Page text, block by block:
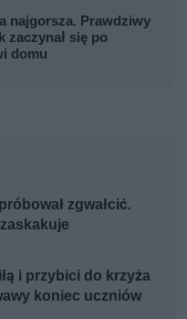
najgorsza. Prawdziwy
zaczynał się po
domu
zgwałcić.
i przybici do krzyża
koniec uczniów